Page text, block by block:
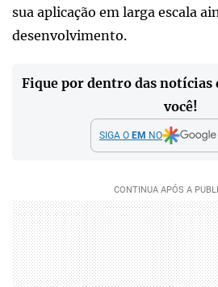
sua aplicação em larga escala
desenvolvimento.
Fique por dentro das notícias
você!
SIGA O EM NO